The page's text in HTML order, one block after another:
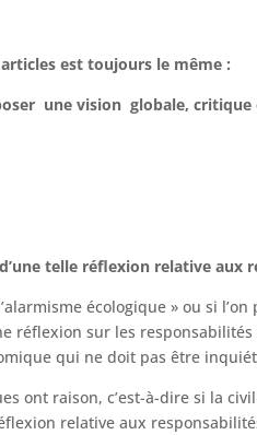
est toujours le même :
une vision globale, critique
telle réflexion relative aux
écologique » ou si
réflexion sur les
qui ne doit pas être
ont raison, c’est-à-dire si la
relative aux